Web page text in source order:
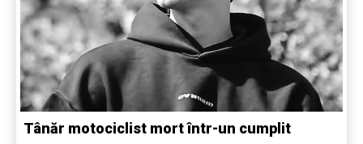
Tânăr motociclist mort într-un cumplit